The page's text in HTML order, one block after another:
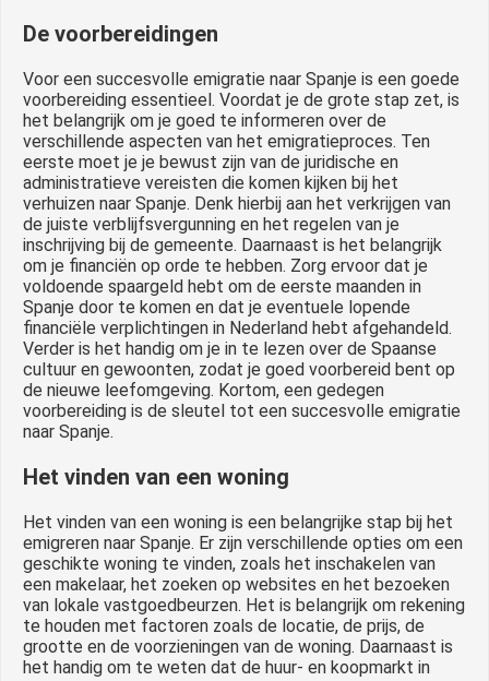
De voorbereidingen
Voor een succesvolle emigratie naar Spanje is een goede
voorbereiding essentieel. Voordat je de grote stap zet, is
het belangrijk om je goed te informeren over de
verschillende aspecten van het emigratieproces. Ten
eerste moet je je bewust zijn van de juridische en
administratieve vereisten die komen kijken bij het
verhuizen naar Spanje. Denk hierbij aan het verkrijgen van
de juiste verblijfsvergunning en het regelen van je
inschrijving bij de gemeente. Daarnaast is het belangrijk
om je financiën op orde te hebben. Zorg ervoor dat je
voldoende spaargeld hebt om de eerste maanden in
Spanje door te komen en dat je eventuele lopende
financiële verplichtingen in Nederland hebt afgehandeld.
Verder is het handig om je in te lezen over de Spaanse
cultuur en gewoonten, zodat je goed voorbereid bent op
de nieuwe leefomgeving. Kortom, een gedegen
voorbereiding is de sleutel tot een succesvolle emigratie
naar Spanje.
Het vinden van een woning
Het vinden van een woning is een belangrijke stap bij het
emigreren naar Spanje. Er zijn verschillende opties om een
geschikte woning te vinden, zoals het inschakelen van
een makelaar, het zoeken op websites en het bezoeken
van lokale vastgoedbeurzen. Het is belangrijk om rekening
te houden met factoren zoals de locatie, de prijs, de
grootte en de voorzieningen van de woning. Daarnaast is
het handig om te weten dat de huur- en koopmarkt in